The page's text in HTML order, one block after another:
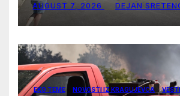
AUGUST 7, 2026 DEJAN
EKO TEME NOVOSTI IZ KRAGUJEVCA VESTI